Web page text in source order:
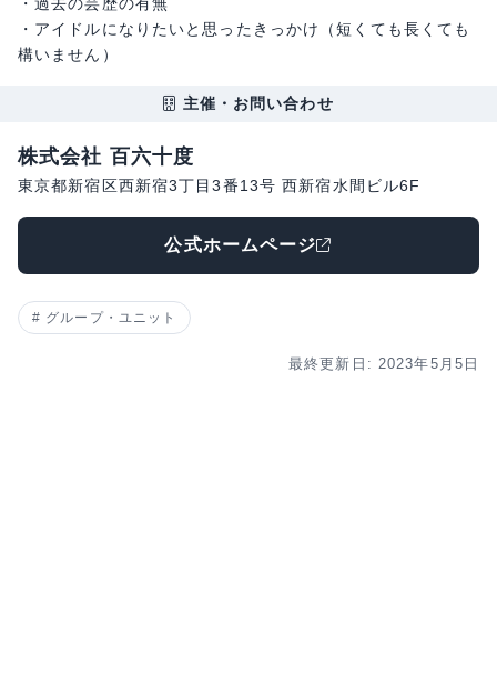
・アイドルになりたいと思ったきっかけ（短くても長くても
構いません）
主催・お問い合わせ
株式会社 百六十度
東京都新宿区西新宿3丁目3番13号 西新宿水間ビル6F
公式ホームページ
グループ・ユニット
最終更新日: 2023年5月5日